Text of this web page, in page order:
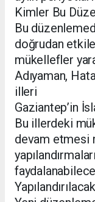
Kimler Bu
Bu
doğrudan
mükellefler
Adıyaman,
illeri
Gaziantep’in
Bu illerdeki
devam etmesi